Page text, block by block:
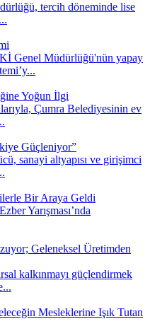
tercih döneminde lise
Genel Müdürlüğü'nün yapay
Yoğun İlgi
Çumra Belediyesinin ev
Güçleniyor”
sanayi altyapısı ve girişimci
Bir Araya Geldi
Yarışması’nda
Geleneksel Üretimden
kalkınmayı güçlendirmek
Mesleklerine Işık Tutan